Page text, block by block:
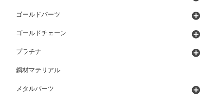
ゴールドパーツ
ゴールドチェーン
プラチナ
鋼材マテリアル
メタルパーツ